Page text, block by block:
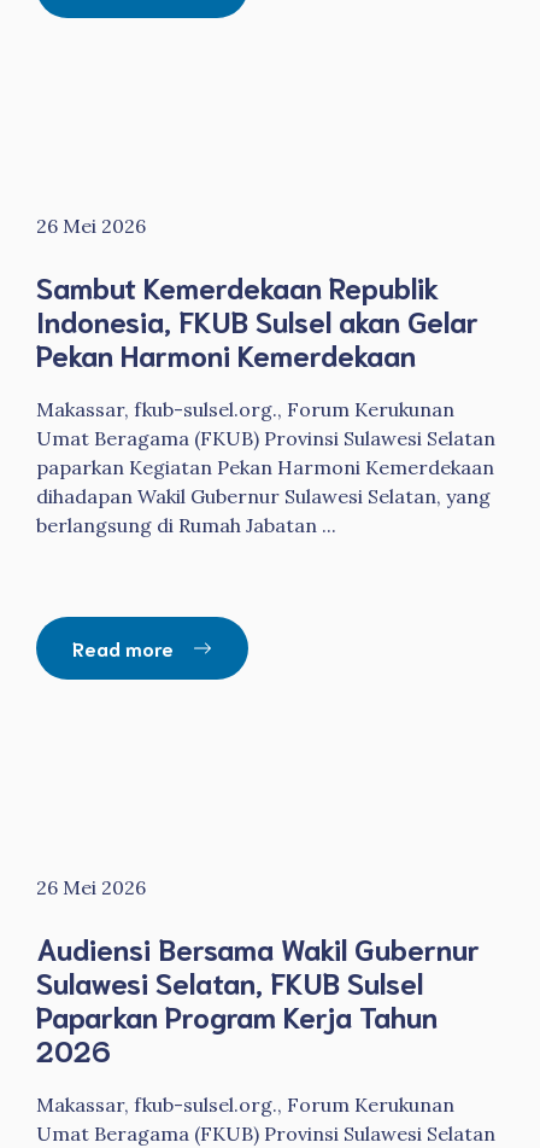
26 Mei 2026
Sambut Kemerdekaan Republik
Indonesia, FKUB Sulsel akan Gelar
Pekan Harmoni Kemerdekaan
Makassar, fkub-sulsel.org., Forum Kerukunan
Umat Beragama (FKUB) Provinsi Sulawesi Selatan
paparkan Kegiatan Pekan Harmoni Kemerdekaan
dihadapan Wakil Gubernur Sulawesi Selatan, yang
berlangsung di Rumah Jabatan ...
Read more
26 Mei 2026
Audiensi Bersama Wakil Gubernur
Sulawesi Selatan, FKUB Sulsel
Paparkan Program Kerja Tahun
2026
Makassar, fkub-sulsel.org., Forum Kerukunan
Umat Beragama (FKUB) Provinsi Sulawesi Selatan